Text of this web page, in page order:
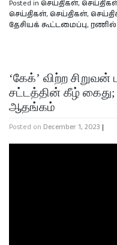
Posted in செய்திகள்,
செய்திகள், செய்திகள்,
தேசியக் கூட்டமைப்பு, ரணில்
‘கேக்’ விற்ற
சட்டத்தின் கீழ் கைது;
ஆதங்கம்
Posted on December 1, 2023 |